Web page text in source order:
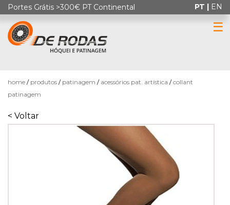
Portes Grátis >300€ PT Continental
☰
PT | EN
home produtos patinagem acessórios pat. artística
collant
patinagem
< Voltar